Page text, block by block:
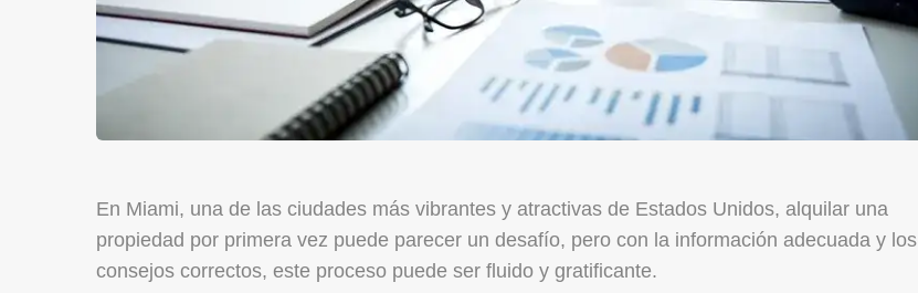
En Miami, una de las ciudades más vibrantes y atractivas de Estados Unidos, alquilar una
propiedad por primera vez puede parecer un desafío, pero con la información adecuada y los
consejos correctos, este proceso puede ser fluido y gratificante.